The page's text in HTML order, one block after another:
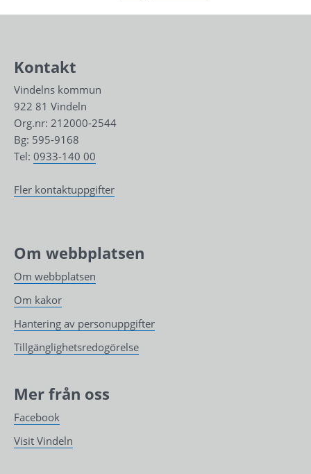
Kontakt
Vindelns kommun
922 81 Vindeln
Org.nr: 212000-2544
Bg: 595-9168
Tel: 0933-140 00
Fler kontaktuppgifter
Om webbplatsen
Om webbplatsen
Om kakor
Hantering av personuppgifter
Tillgänglighetsredogörelse
Mer från oss
Facebook
Visit Vindeln